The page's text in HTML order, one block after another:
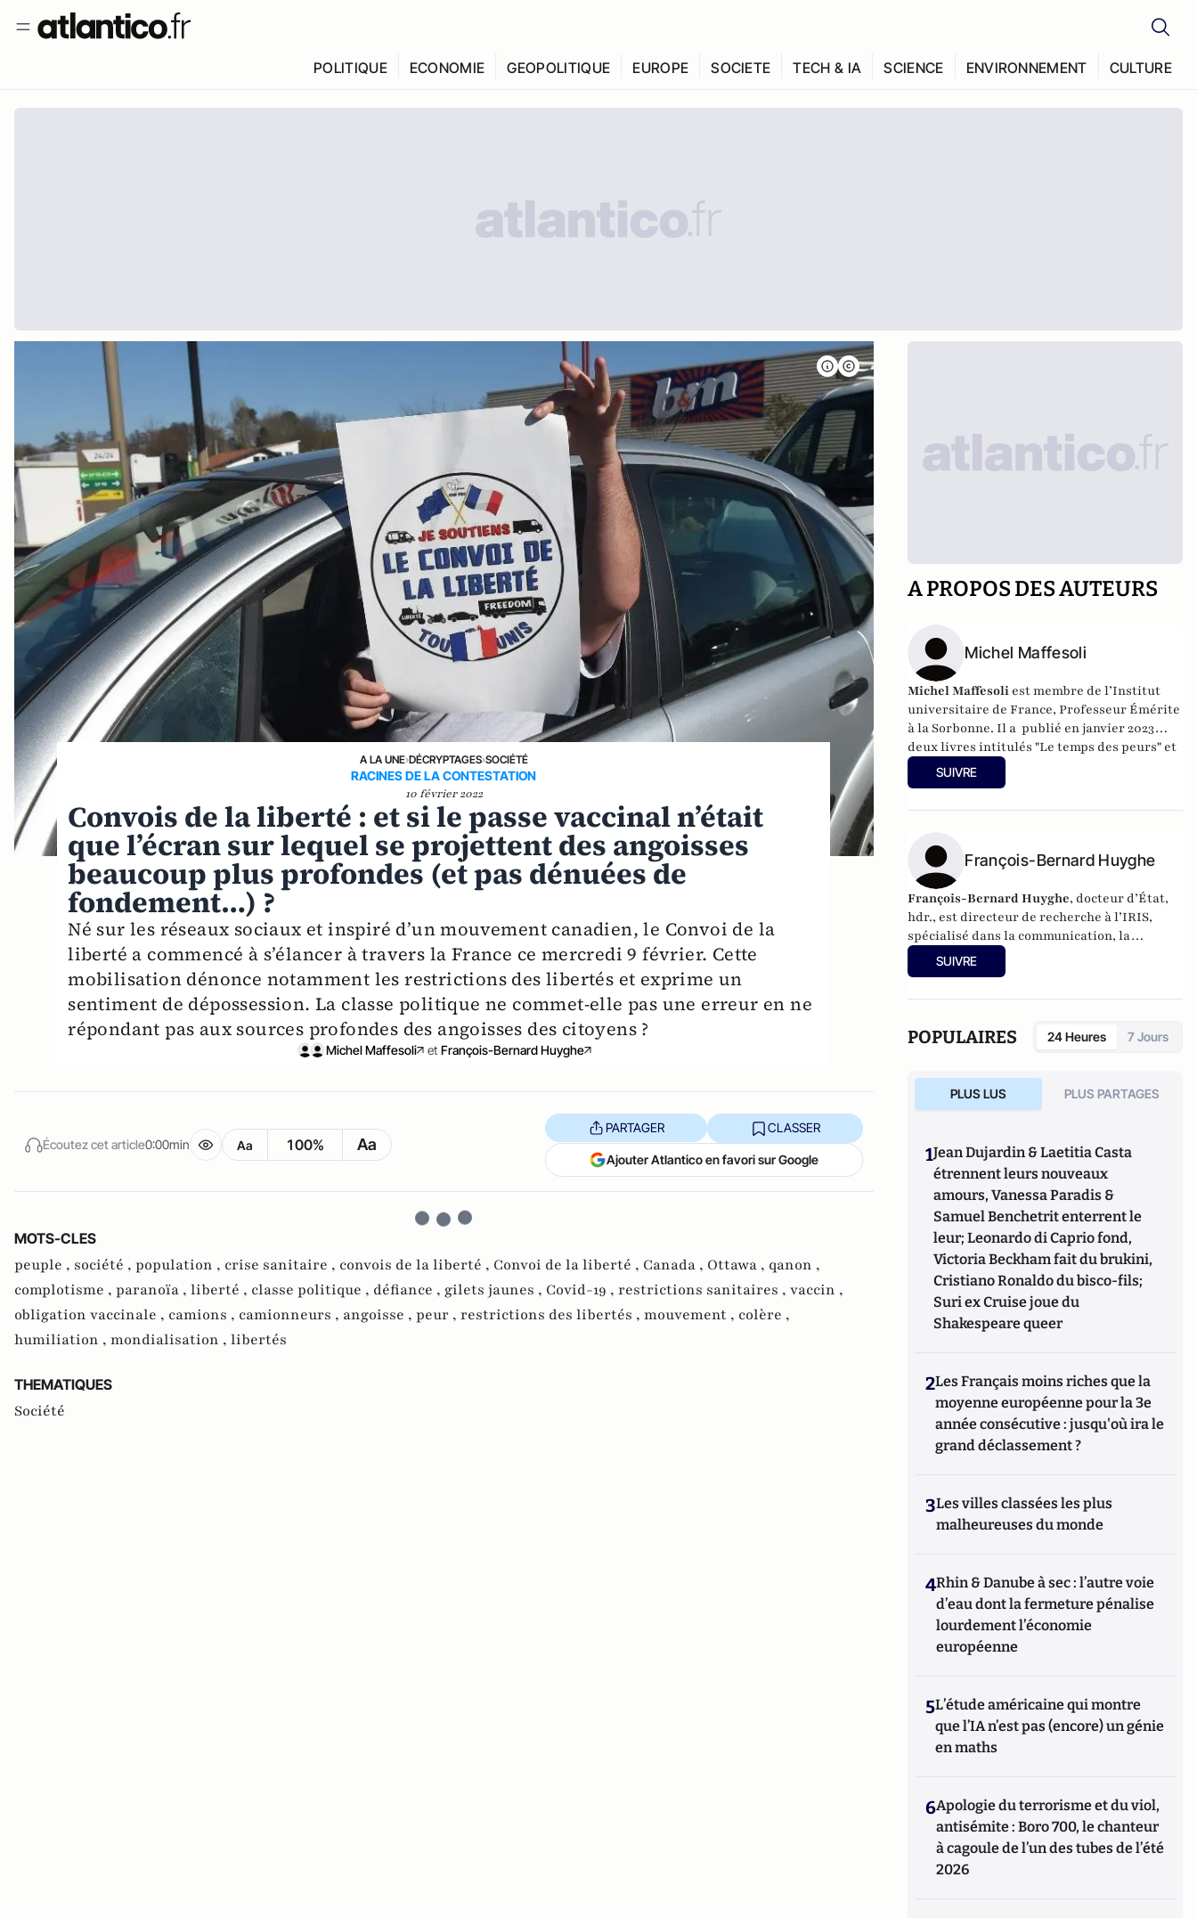
POLITIQUE ECONOMIE GEOPOLITIQUE EUROPE SOCIETE TECH & IA SCIENCE ENVIRONNEMENT CULTURE
A LA UNE›DÉCRYPTAGES›SOCIÉTÉ
RACINES DE LA CONTESTATION
10 février 2022
Convois de la liberté : et si le passe vaccinal n’était
que l’écran sur lequel se projettent des angoisses
beaucoup plus profondes (et pas dénuées de
fondement…) ?
Né sur les réseaux sociaux et inspiré d’un mouvement canadien, le Convoi de la
liberté a commencé à s’élancer à travers la France ce mercredi 9 février. Cette
mobilisation dénonce notamment les restrictions des libertés et exprime un
sentiment de dépossession. La classe politique ne commet-elle pas une erreur en ne
répondant pas aux sources profondes des angoisses des citoyens ?
Michel Maffesoli et François-Bernard Huyghe
Écoutez cet article0:00min Aa 100% Aa
PARTAGER CLASSER
Ajouter Atlantico en favori sur Google
MOTS-CLES
peuple , société , population , crise sanitaire , convois de la liberté , Convoi de la liberté , Canada , Ottawa , qanon ,
complotisme , paranoïa , liberté , classe politique , défiance , gilets jaunes , Covid-19 , restrictions sanitaires , vaccin ,
obligation vaccinale , camions , camionneurs , angoisse , peur , restrictions des libertés , mouvement , colère ,
humiliation , mondialisation , libertés
THEMATIQUES
Société
A PROPOS DES AUTEURS
Michel Maffesoli
Michel Maffesoli est membre de l’Institut
universitaire de France, Professeur Émérite
à la Sorbonne. Il a publié en janvier 2023
deux livres intitulés "Le temps des peurs" et
"Logique de l'assentiment" (Editions du
Cerf). Il est également l'auteur de livres
SUIVRE
François-Bernard Huyghe
François-Bernard Huyghe, docteur d’État,
hdr., est directeur de recherche à l’IRIS,
spécialisé dans la communication, la
cyberstratégie et l’intelligence économique,
derniers livres : « L’art de la guerre
éditeurs 2020).
SUIVRE
POPULAIRES 24 Heures 7 Jours
PLUS LUS PLUS PARTAGES
1Jean Dujardin & Laetitia Casta
étrennent leurs nouveaux
amours, Vanessa Paradis &
Samuel Benchetrit enterrent le
leur; Leonardo di Caprio fond,
Victoria Beckham fait du brukini,
Cristiano Ronaldo du bisco-fils;
Suri ex Cruise joue du
Shakespeare queer
2Les Français moins riches que la
moyenne européenne pour la 3e
année consécutive : jusqu'où ira le
grand déclassement ?
3Les villes classées les plus
malheureuses du monde
4Rhin & Danube à sec : l’autre voie
d’eau dont la fermeture pénalise
lourdement l’économie
européenne
5L’étude américaine qui montre
que l’IA n’est pas (encore) un génie
en maths
6Apologie du terrorisme et du viol,
antisémite : Boro 700, le chanteur
à cagoule de l’un des tubes de l’été
2026